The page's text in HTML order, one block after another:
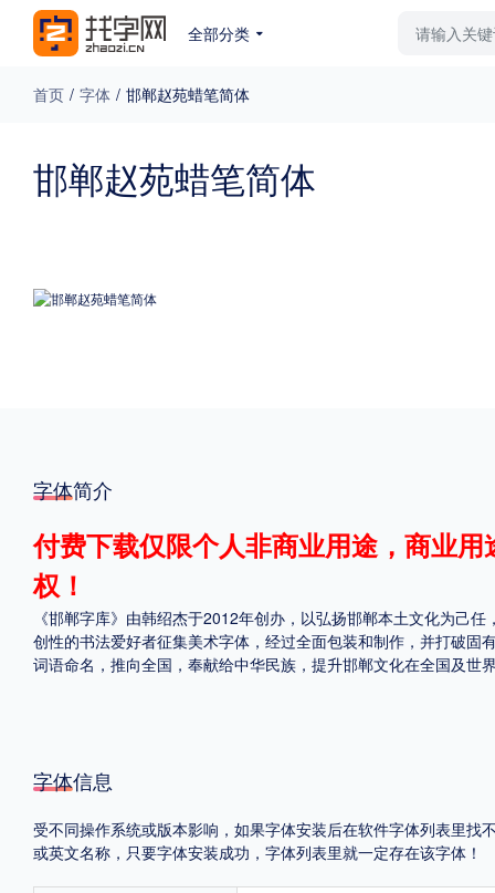
全部分类
免费下载 收费下载 更多
格式
.TTF
地区
首页 / 字体 / 邯郸赵苑蜡笔简体
邯郸赵苑蜡笔简体
字体简介
付费下载仅限个人非商业用途，商业
权！
《邯郸字库》由韩绍杰于2012年创办，以弘扬邯郸本土文化为己
创性的书法爱好者征集美术字体，经过全面包装和制作，并打破
词语命名，推向全国，奉献给中华民族，提升邯郸文化在全国及世
字体信息
受不同操作系统或版本影响，如果字体安装后在软件字体列表里
或英文名称，只要字体安装成功，字体列表里就一定存在该字体！